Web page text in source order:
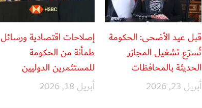
قبل عيد الأضحى: الحكومة
تُسرّع تشغيل المجازر
الحديثة بالمحافظات
أبريل 23, 2026
إصلاحات اقتصادية ورسائل
طمأنة من الحكومة
للمستثمرين الدوليين
أبريل 18, 2026